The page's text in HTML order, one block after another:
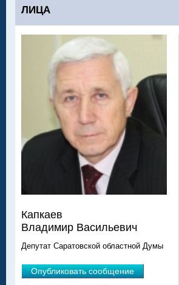
ЛИЦА
Капкаев
Владимир Васильевич
Депутат Саратовской областной Думы
Опубликовать сообщение